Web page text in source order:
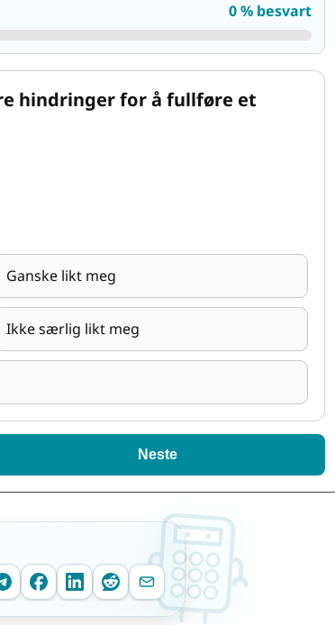
0 % besvart
hindringer for å fullføre et
Ganske likt meg
Ikke særlig likt meg
Neste